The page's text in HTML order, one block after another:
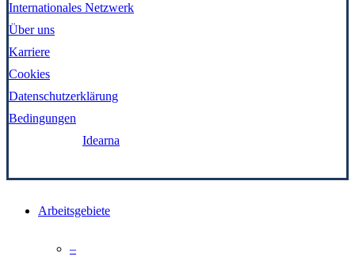
Internationales Netzwerk
Über uns
Karriere
Cookies
Datenschutzerklärung
Bedingungen
Idearna
Close
Arbeitsgebiete
–